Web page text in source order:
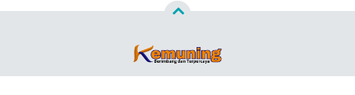
Copyright ©2026Kemuning News™